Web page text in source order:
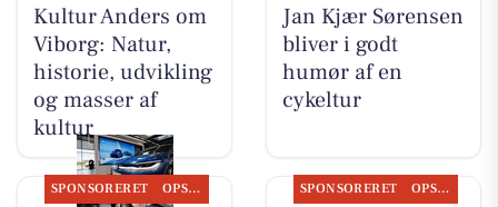
Kultur Anders om
Viborg: Natur,
historie, udvikling
og masser af
kultur
Jan Kjær Sørensen
bliver i godt
humør af en
cykeltur
SPONSORERET OPSLAGSTAVLEN SPONSORERET OPSLAGSTAVLEN